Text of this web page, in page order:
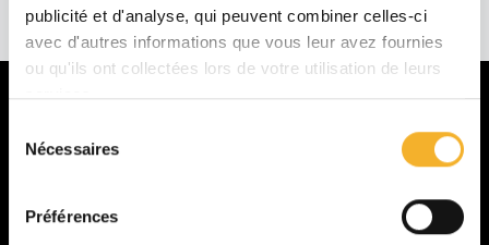
publicité et d'analyse, qui peuvent combiner celles-ci
avec d'autres informations que vous leur avez fournies
ou qu'ils ont collectées lors de votre utilisation de leurs
services.
Nécessaires
Préférences
Formations